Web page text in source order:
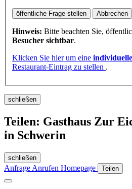
öffentliche Frage stellen Abbrechen
Hinweis: Bitte beachten Sie,
Besucher sichtbar.
Klicken Sie hier um eine
Restaurant-Eintrag zu stellen .
schließen
Teilen: Gasthaus Zur
in Schwerin
schließen
Anfrage Anrufen Homepage Teilen